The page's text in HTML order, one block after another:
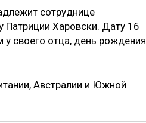
сотруднице
Патриции Харовски. Дату 16
у своего отца, день рождения
Австралии и Южной